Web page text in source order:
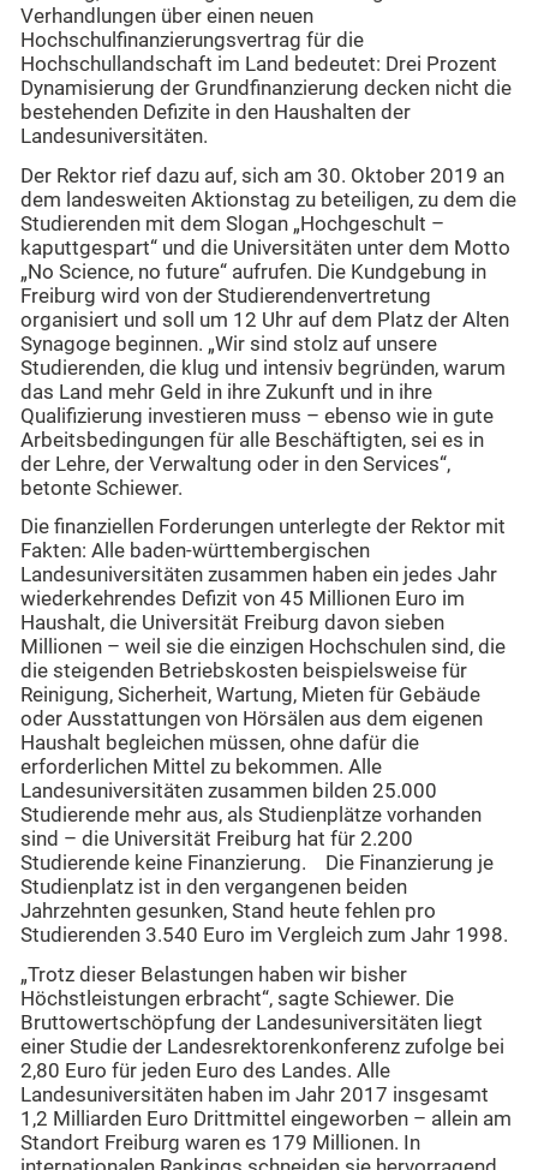
Verhandlungen über einen neuen
Hochschulfinanzierungsvertrag für die
Hochschullandschaft im Land bedeutet: Drei Prozent
Dynamisierung der Grundfinanzierung decken nicht die
bestehenden Defizite in den Haushalten der
Landesuniversitäten.
Der Rektor rief dazu auf, sich am 30. Oktober 2019 an
dem landesweiten Aktionstag zu beteiligen, zu dem die
Studierenden mit dem Slogan „Hochgeschult –
kaputtgespart“ und die Universitäten unter dem Motto
„No Science, no future“ aufrufen. Die Kundgebung in
Freiburg wird von der Studierendenvertretung
organisiert und soll um 12 Uhr auf dem Platz der Alten
Synagoge beginnen. „Wir sind stolz auf unsere
Studierenden, die klug und intensiv begründen, warum
das Land mehr Geld in ihre Zukunft und in ihre
Qualifizierung investieren muss – ebenso wie in gute
Arbeitsbedingungen für alle Beschäftigten, sei es in
der Lehre, der Verwaltung oder in den Services“,
betonte Schiewer.
Die finanziellen Forderungen unterlegte der Rektor mit
Fakten: Alle baden-württembergischen
Landesuniversitäten zusammen haben ein jedes Jahr
wiederkehrendes Defizit von 45 Millionen Euro im
Haushalt, die Universität Freiburg davon sieben
Millionen – weil sie die einzigen Hochschulen sind, die
die steigenden Betriebskosten beispielsweise für
Reinigung, Sicherheit, Wartung, Mieten für Gebäude
oder Ausstattungen von Hörsälen aus dem eigenen
Haushalt begleichen müssen, ohne dafür die
erforderlichen Mittel zu bekommen. Alle
Landesuniversitäten zusammen bilden 25.000
Studierende mehr aus, als Studienplätze vorhanden
sind – die Universität Freiburg hat für 2.200
Studierende keine Finanzierung. Die Finanzierung je
Studienplatz ist in den vergangenen beiden
Jahrzehnten gesunken, Stand heute fehlen pro
Studierenden 3.540 Euro im Vergleich zum Jahr 1998.
„Trotz dieser Belastungen haben wir bisher
Höchstleistungen erbracht“, sagte Schiewer. Die
Bruttowertschöpfung der Landesuniversitäten liegt
einer Studie der Landesrektorenkonferenz zufolge bei
2,80 Euro für jeden Euro des Landes. Alle
Landesuniversitäten haben im Jahr 2017 insgesamt
1,2 Milliarden Euro Drittmittel eingeworben – allein am
Standort Freiburg waren es 179 Millionen. In